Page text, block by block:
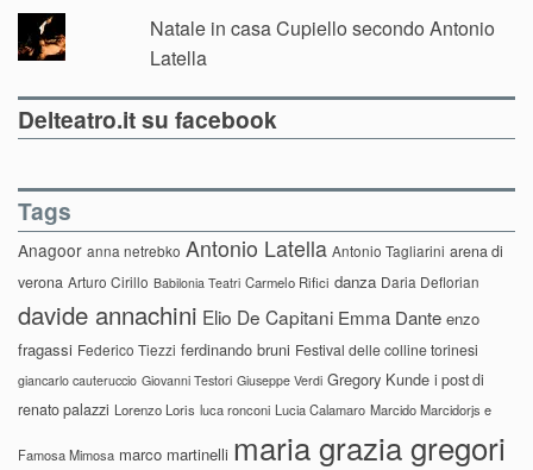
Natale in casa Cupiello secondo Antonio
Latella
Delteatro.it su facebook
Tags
Anagoor anna netrebko Antonio Latella Antonio Tagliarini arena di
verona Arturo Cirillo Babilonia Teatri Carmelo Rifici danza Daria Deflorian
davide annachini Elio De Capitani Emma Dante enzo
fragassi Federico Tiezzi ferdinando bruni Festival delle colline torinesi
giancarlo cauteruccio Giovanni Testori Giuseppe Verdi Gregory Kunde i post di
renato palazzi Lorenzo Loris luca ronconi Lucia Calamaro Marcido Marcidorjs e
Famosa Mimosa marco martinelli maria grazia gregori